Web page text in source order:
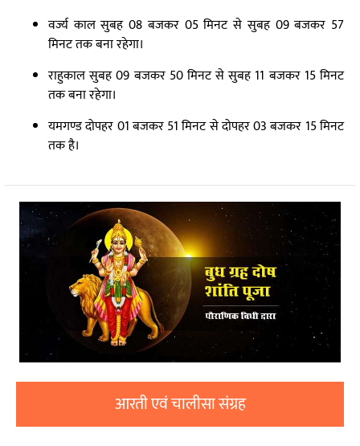
वर्ज्य काल सुबह 08 बजकर 05 मिनट से सुबह 09 बजकर 57
मिनट तक बना रहेगा।
राहुकाल सुबह 09 बजकर 50 मिनट से सुबह 11 बजकर 15 मिनट
तक बना रहेगा।
यमगण्ड दोपहर 01 बजकर 51 मिनट से दोपहर 03 बजकर 15 मिनट
तक है।
आरती एवं चालीसा संग्रह